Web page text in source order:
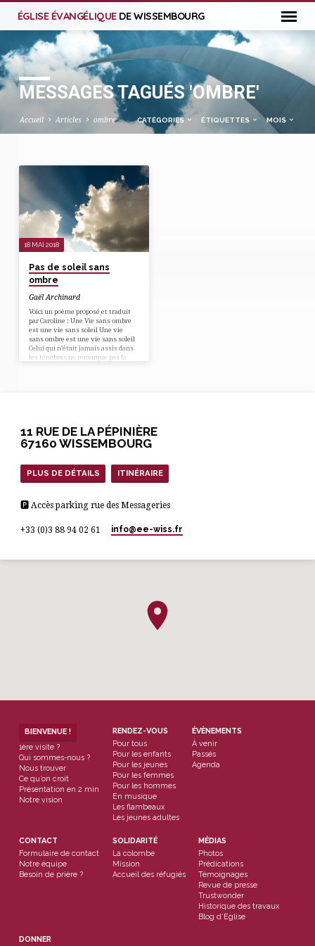
ÉGLISE ÉVANGÉLIQUE DE WISSEMBOURG
MESSAGES TAGUÉS 'OMBRE'
Accueil Articles ombre CATÉGORIES ÉTIQUETTES MOIS
MESSAGES
TAGUÉS
'OMBRE'
18 MAI 2018
Pas de soleil sans
ombre
Gaël Archinard
Voici un poème proposé et traduit
par Caroline : Une Vie sans ombre
est une vie sans soleil Une vie
sans ombre est une vie sans soleil
Celui qui n’était jamais assis dans
les ténèbres ne remarque pas la
11 RUE DE LA PÉPINIÈRE
67160 WISSEMBOURG
PLUS DE DÉTAILS ITINÉRAIRE
🅿 Accès parking rue des Messageries
+33 (0)3 88 94 02 61 info​@ee-wiss.fr
BIENVENUE !
1ère visite ?
Qui sommes-nous ?
Nous trouver
Ce qu’on croit
Présentation en 2 min
Notre vision
RENDEZ-VOUS
Pour tous
Pour les enfants
Pour les jeunes
Pour les femmes
Pour les hommes
En musique
Les flambeaux
Les jeunes adultes
ÉVÈNEMENTS
À venir
Passés
Agenda
CONTACT
Formulaire de contact
Notre équipe
Besoin de prière ?
SOLIDARITÉ
La colombe
Mission
Accueil des réfugiés
MÉDIAS
Photos
Prédications
Témoignages
Revue de presse
Trustwonder
Historique des travaux
Blog d’Eglise
DONNER